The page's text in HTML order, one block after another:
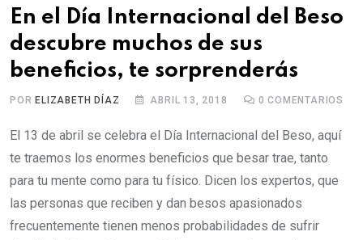
En el Día Internacional del Beso
descubre muchos de sus
beneficios, te sorprenderás
POR ELIZABETH DÍAZ ABRIL 13, 2018 0 COMENTARIOS
El 13 de abril se celebra el Día Internacional del Beso, aquí
te traemos los enormes beneficios que besar trae, tanto
para tu mente como para tu físico. Dicen los expertos, que
las personas que reciben y dan besos apasionados
frecuentemente tienen menos probabilidades de sufrir